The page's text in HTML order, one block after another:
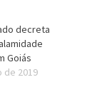
decreta
Goiás
de 2019